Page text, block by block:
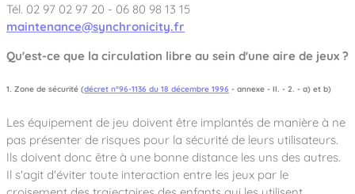
Tél. 02 97 02 97 20 - 06 80 98 13 15
maintenance@synchronicity.fr
Qu'est-ce que la circulation libre au sein d'une aire de jeux ?
1. Zone de sécurité (décret n°96-1136 du 18 décembre 1996 - annexe - II. - 2. - a) et b)
Les équipement de jeu doivent être implantés de manière à ne
pas présenter de risques pour la sécurité de leurs utilisateurs.
Ils doivent donc être à une bonne distance les uns des autres.
Il s'agit d'éviter toute interaction entre les jeux par le